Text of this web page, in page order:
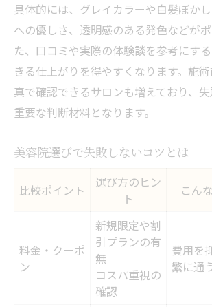
具体的には、グレイカラーや白髪ぼか
への優しさ、透明感のある発色などが
た、口コミや実際の体験談を参考にす
きる仕上がりを得やすくなります。施
真で確認できるサロンも増えており、
重要な判断材料となります。
美容院選びで失敗しないコツとは
比較ポイント
選び方のヒン
ト
こん
料金・クーポ
ン
新規限定や割
引プランの有
無
コスパ重視の
確認
費用を
繁に通